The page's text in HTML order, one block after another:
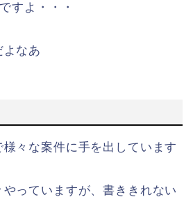
すよ・・・
なあ
々な案件に手を出しています
っていますが、書ききれない